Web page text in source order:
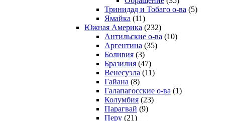
Тринидад и Тобаго о-ва (5)
Ямайка (11)
Южная Америка (232)
Антильские о-ва (10)
Аргентина (35)
Боливия (3)
Бразилия (47)
Венесуэла (11)
Гайана (8)
Галапагосские о-ва (1)
Колумбия (23)
Парагвай (9)
Перу (21)